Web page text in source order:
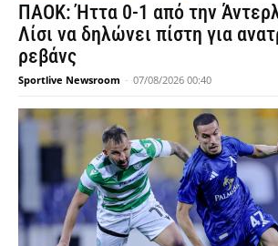
ΠΑΟΚ: Ήττα 0-1 από την
Λίσι να δηλώνει πίστη για
ρεβάνς
Sportlive Newsroom - 07/08/2026 00:40